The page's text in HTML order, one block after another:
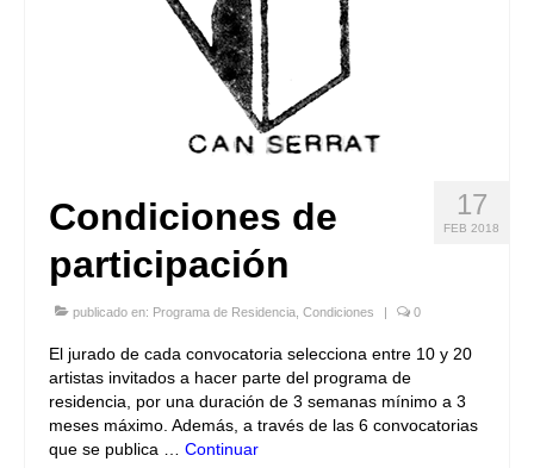
17
FEB 2018
Condiciones de
participación
publicado en: Programa de Residencia Condiciones | 0
El jurado de cada convocatoria selecciona entre 10 y 20
artistas invitados a hacer parte del programa de
residencia, por una duración de 3 semanas mínimo a 3
meses máximo. Además, a través de las 6 convocatorias
que se publica … Continuar